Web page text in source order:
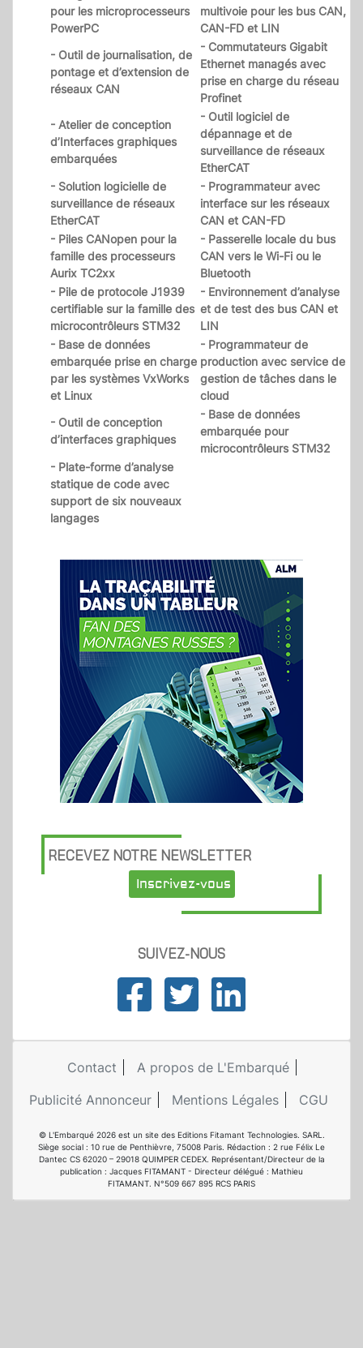
pour les microprocesseurs
PowerPC
multivoie pour les bus CAN,
CAN-FD et LIN
- Outil de journalisation, de
pontage et d’extension de
réseaux CAN
- Commutateurs Gigabit
Ethernet managés avec
prise en charge du réseau
Profinet
- Atelier de conception
d’Interfaces graphiques
embarquées
- Outil logiciel de
dépannage et de
surveillance de réseaux
EtherCAT
- Solution logicielle de
surveillance de réseaux
EtherCAT
- Programmateur avec
interface sur les réseaux
CAN et CAN-FD
- Piles CANopen pour la
famille des processeurs
Aurix TC2xx
- Passerelle locale du bus
CAN vers le Wi-Fi ou le
Bluetooth
- Pile de protocole J1939
certifiable sur la famille des
microcontrôleurs STM32
- Environnement d’analyse
et de test des bus CAN et
LIN
- Base de données
embarquée prise en charge
par les systèmes VxWorks
et Linux
- Programmateur de
production avec service de
gestion de tâches dans le
cloud
- Outil de conception
d’interfaces graphiques
- Base de données
embarquée pour
microcontrôleurs STM32
- Plate-forme d’analyse
statique de code avec
support de six nouveaux
langages
RECEVEZ NOTRE NEWSLETTER
Inscrivez-vous
SUIVEZ-NOUS
Contact
A propos de L'Embarqué
Publicité Annonceur
Mentions Légales CGU
© L'Embarqué 2026 est un site des Editions Fitamant Technologies. SARL.
Siège social : 10 rue de Penthièvre, 75008 Paris. Rédaction : 2 rue Félix Le
Dantec CS 62020 – 29018 QUIMPER CEDEX. Représentant/Directeur de la
publication : Jacques FITAMANT - Directeur délégué : Mathieu
FITAMANT. N°509 667 895 RCS PARIS